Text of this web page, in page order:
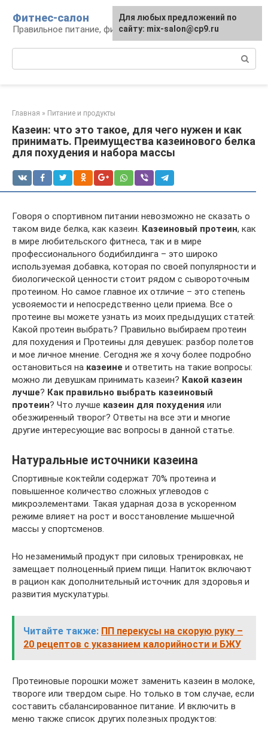
контенту
Фитнес-салон
Правильное питание, фитнес, образ жизни
Главная » Питание и продукты
Казеин: что это такое, для чего нужен и как
принимать. Преимущества казеинового белка
для похудения и набора массы
Говоря о спортивном питании невозможно не сказать о
таком виде белка, как казеин. Казеиновый протеин, как
в мире любительского фитнеса, так и в мире
профессионального бодибилдинга – это широко
используемая добавка, которая по своей популярности и
биологической ценности стоит рядом с сывороточным
протеином. Но самое главное их отличие – это степень
усвояемости и непосредственно цели приема. Все о
протеине вы можете узнать из моих предыдущих статей:
Какой протеин выбрать? Правильно выбираем протеин
для похудения и Протеины для девушек: разбор полетов
и мое личное мнение. Сегодня же я хочу более подробно
остановиться на казеине и ответить на такие вопросы:
можно ли девушкам принимать казеин? Какой казеин
лучше? Как правильно выбрать казеиновый
протеин? Что лучше казеин для похудения или
обезжиренный творог? Ответы на все эти и многие
другие интересующие вас вопросы в данной статье.
Натуральные источники казеина
Спортивные коктейли содержат 70% протеина и
повышенное количество сложных углеводов с
микроэлементами. Такая ударная доза в ускоренном
режиме влияет на рост и восстановление мышечной
массы у спортсменов.
Но незаменимый продукт при силовых тренировках, не
замещает полноценный прием пищи. Напиток включают
в рацион как дополнительный источник для здоровья и
развития мускулатуры.
Читайте также: ПП перекусы на скорую руку –
20 рецептов с указанием калорийности и БЖУ
Протеиновые порошки может заменить казеин в молоке,
твороге или твердом сыре. Но только в том случае, если
составить сбалансированное питание. И включить в
меню также список других полезных продуктов:
Для любых предложений по
сайту: mix-salon@cp9.ru